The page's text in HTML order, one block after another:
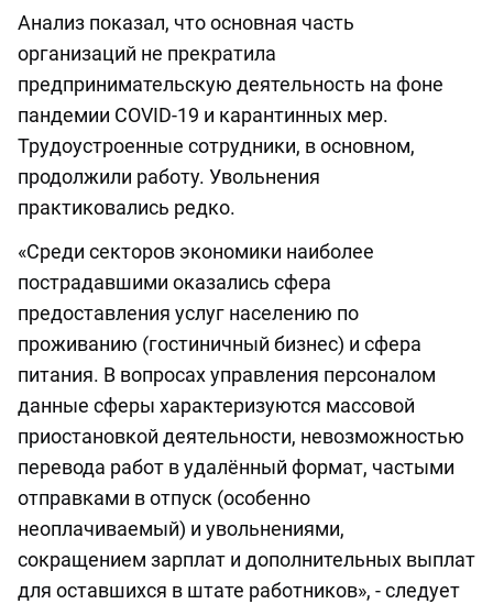
Анализ показал, что основная часть
организаций не прекратила
предпринимательскую деятельность на фоне
пандемии COVID-19 и карантинных мер.
Трудоустроенные сотрудники, в основном,
продолжили работу. Увольнения
практиковались редко.
«Среди секторов экономики наиболее
пострадавшими оказались сфера
предоставления услуг населению по
проживанию (гостиничный бизнес) и сфера
питания. В вопросах управления персоналом
данные сферы характеризуются массовой
приостановкой деятельности, невозможностью
перевода работ в удалённый формат, частыми
отправками в отпуск (особенно
неоплачиваемый) и увольнениями,
сокращением зарплат и дополнительных выплат
для оставшихся в штате работников», - следует